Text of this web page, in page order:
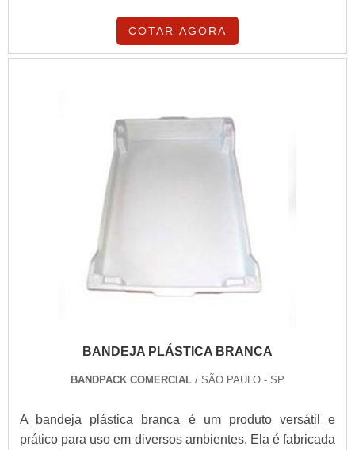
COTAR AGORA
BANDEJA PLÁSTICA BRANCA
BANDPACK COMERCIAL / SÃO PAULO - SP
A bandeja plástica branca é um produto versátil e
prático para uso em diversos ambientes. Ela é fabricada